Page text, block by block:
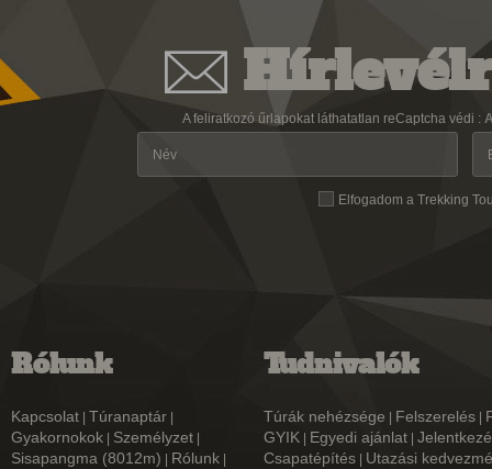
A feliratkozó űrlapokat láthatatlan reCaptcha védi :
Elfogadom a Trekking
Rólunk
Kapcsolat Túranaptár
Gyakornokok Személyzet
Sisapangma (8012m) Rólunk
Tudnivalók
Túrák nehézsége Felszerelés
GYIK
Egyedi ajánlat
Csapatépítés
Utazási